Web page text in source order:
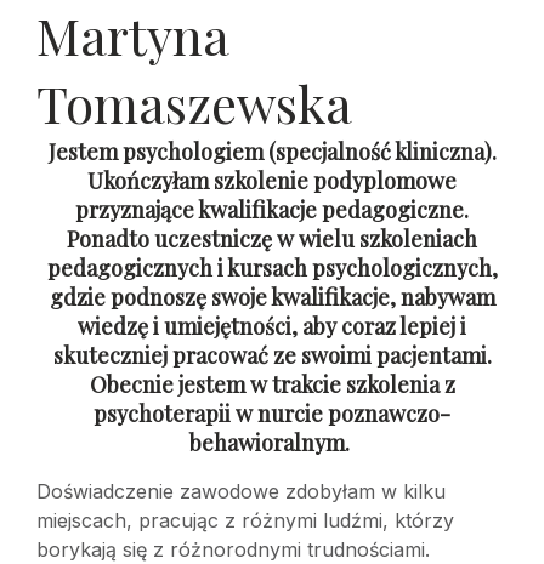
Martyna
Tomaszewska
Jestem psychologiem (specjalność kliniczna).
Ukończyłam szkolenie podyplomowe
przyznające kwalifikacje pedagogiczne.
Ponadto uczestniczę w wielu szkoleniach
pedagogicznych i kursach psychologicznych,
gdzie podnoszę swoje kwalifikacje, nabywam
wiedzę i umiejętności, aby coraz lepiej i
skuteczniej pracować ze swoimi pacjentami.
Obecnie jestem w trakcie szkolenia z
psychoterapii w nurcie poznawczo-
behawioralnym.
Doświadczenie zawodowe zdobyłam w kilku
miejscach, pracując z różnymi ludźmi, którzy
borykają się z różnorodnymi trudnościami.